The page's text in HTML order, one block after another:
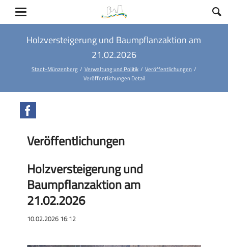
Holzversteigerung und Baumpflanzaktion am
21.02.2026
Stadt-Münzenberg Verwaltung und Politik
Veröffentlichungen
Veröffentlichungen Detail
Veröffentlichungen
Holzversteigerung und
Baumpflanzaktion am
21.02.2026
10.02.2026 16:12